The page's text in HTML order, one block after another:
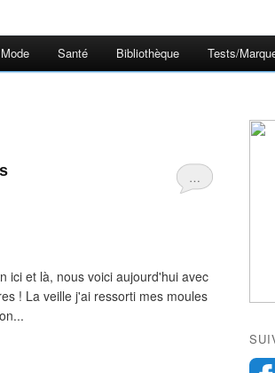
Santé Bibliothèque Tests/
…
ici et là, nous voici aujourd'hui avec
! La veille j'ai ressorti mes moules